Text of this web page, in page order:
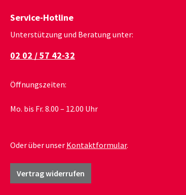
Service-Hotline
Unterstützung und Beratung unter:
02 02 / 57 42-32
Öffnungszeiten:
Mo. bis Fr. 8.00 – 12.00 Uhr
Oder über unser Kontaktformular.
Vertrag widerrufen